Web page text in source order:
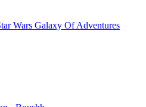
Wars Galaxy Of Adventures